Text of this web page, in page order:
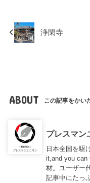
浄閑寺
ABOUT この記事をかい
プレスマン
日本全国を駆
it,and you can
材。ユーザー
記事中にたっ